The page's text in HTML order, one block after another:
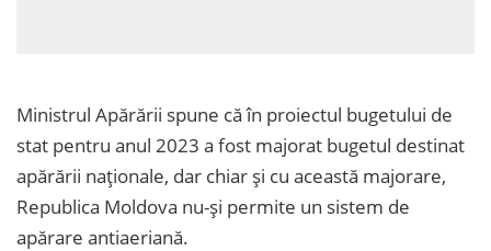
Ministrul Apărării spune că în proiectul bugetului de
stat pentru anul 2023 a fost majorat bugetul destinat
apărării naționale, dar chiar și cu această majorare,
Republica Moldova nu-și permite un sistem de
apărare antiaeriană.